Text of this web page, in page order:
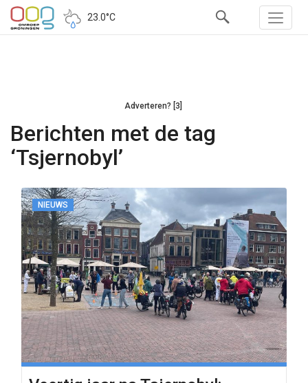
23.0°C
Adverteren? [3]
Berichten met de tag
‘Tsjernobyl’
NIEUWS